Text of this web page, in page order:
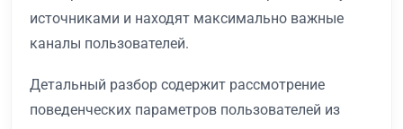
источниками и находят максимально важные
каналы пользователей.
Детальный разбор содержит рассмотрение
поведенческих параметров пользователей из